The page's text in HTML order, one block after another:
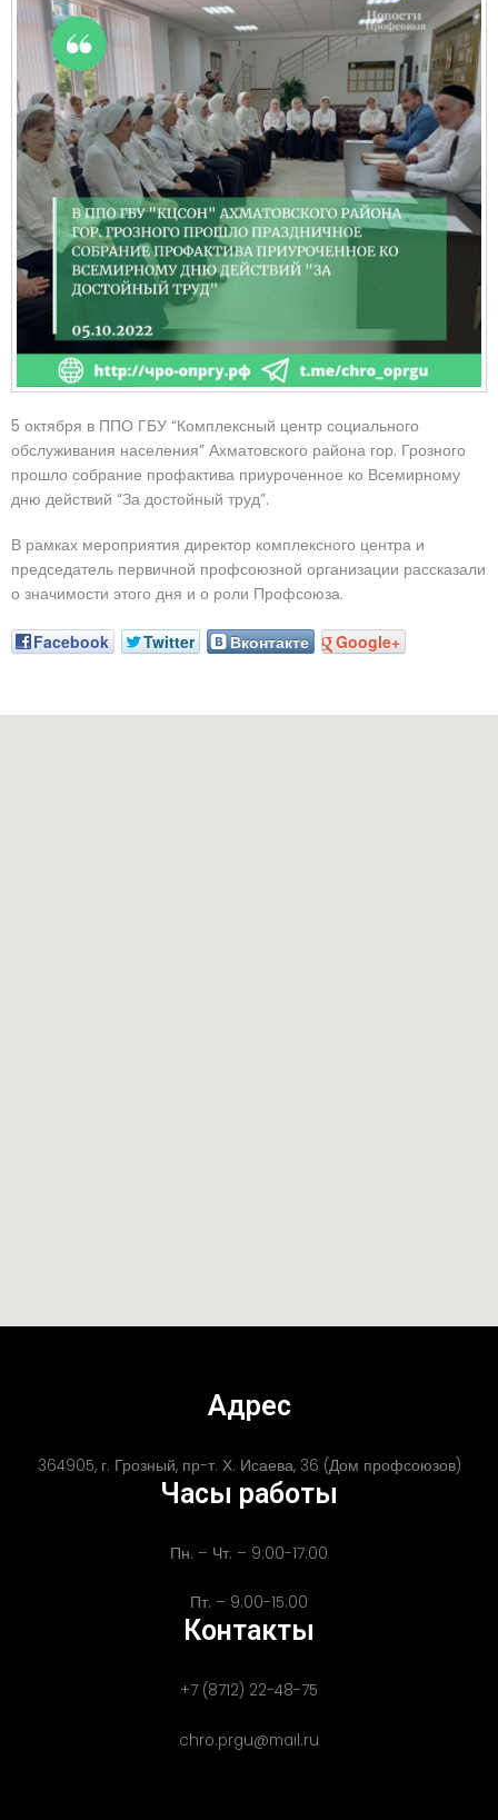
5 октября в ППО ГБУ “Комплексный центр социального
обслуживания населения” Ахматовского района гор. Грозного
прошло собрание профактива приуроченное ко Всемирному
дню действий “За достойный труд”.
В рамках мероприятия директор комплексного центра и
председатель первичной профсоюзной организации рассказали
о значимости этого дня и о роли Профсоюза.
Facebook Twitter Вконтакте Google+
Адрес
364905, г. Грозный, пр-т. Х. Исаева, 36 (Дом профсоюзов)
Часы работы
Пн. – Чт. – 9:00-17:00
Пт. – 9:00-15:00
Контакты
+7 (8712) 22-48-75
chro.prgu@mail.ru